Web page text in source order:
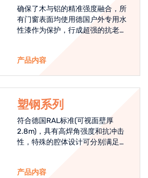
确保了木与铝的精准强度融合，所
有门窗表面均使用德国户外专用水
性漆作为保护，行成超强的抗老化
产品内容
塑钢系列
符合德国RAL标准(可视面壁厚
2.8m)，具有高焊角强度和抗冲击
性，特殊的腔体设计可分别满足隔
产品内容